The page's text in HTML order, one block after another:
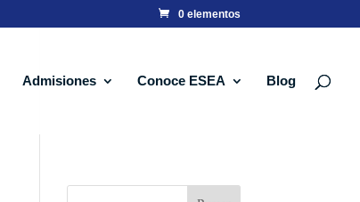
0 elementos
Admisiones Conoce ESEA Blog